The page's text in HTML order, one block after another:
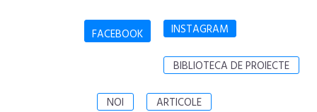
FACEBOOK INSTAGRAM
BIBLIOTECA DE PROIECTE
NOI ARTICOLE